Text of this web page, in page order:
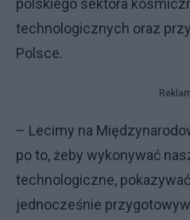
polskiego sektora
technologicznych oraz
Polsce.
– Lecimy na
po to, żeby wykonywać
technologiczne,
jednocześnie